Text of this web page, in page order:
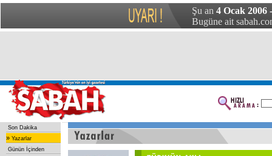
Şu an 4 Ocak 2006
Bugüne ait
Son Dakika
» Yazarlar
Günün İçinden